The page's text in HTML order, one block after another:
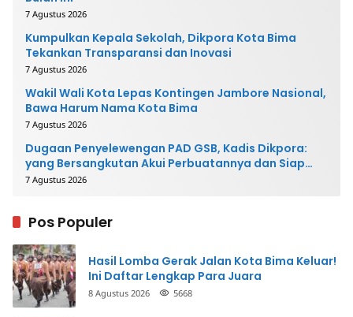
7 Agustus 2026
Kumpulkan Kepala Sekolah, Dikpora Kota Bima
Tekankan Transparansi dan Inovasi
7 Agustus 2026
Wakil Wali Kota Lepas Kontingen Jambore Nasional,
Bawa Harum Nama Kota Bima
7 Agustus 2026
Dugaan Penyelewengan PAD GSB, Kadis Dikpora:
yang Bersangkutan Akui Perbuatannya dan Siap
Mengembalikan Uang
7 Agustus 2026
Pos Populer
Hasil Lomba Gerak Jalan Kota Bima Keluar!
Ini Daftar Lengkap Para Juara
8 Agustus 2026 5668